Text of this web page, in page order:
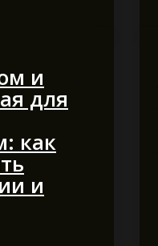
и
для
как
и